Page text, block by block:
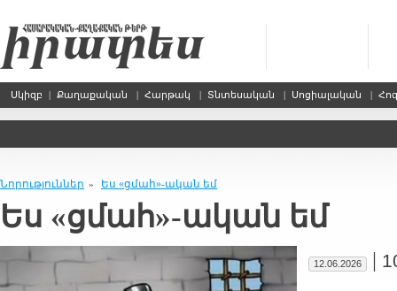
Սկիզբ | Քաղաքական | Հարթակ | Տնտեսական | Սոցիալական |
Նորություններ » Ես «ցմահ»-ական եմ
Ես «ցմահ»-ական եմ
12.06.2026 |